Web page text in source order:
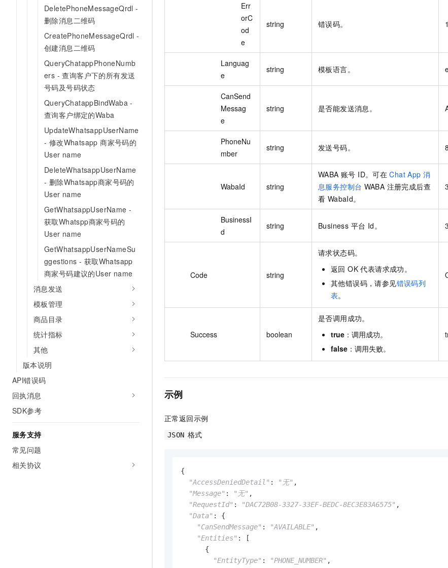
DeletePhoneMessageQrdl -
删除消息二维码
CreatePhoneMessageQrdl -
创建消息二维码
QueryChatappPhoneNumb
ers - 查询客户下的所有发送
号码及号码状态
QueryChatappBindWaba -
查询客户绑定的Waba
UpdateWhatsappUserName
- 修改Whatsapp 商家号码的
User name
DeleteWhatsappUserName
- 删除Whatsapp商家号码的
User name
GetWhatsappUserName -
获取Whatspp商家号码的
User name
GetWhatsappUserNameSu
ggestions - 获取Whatsapp
商家号码建议的User name
消息发送
模板管理
商品目录
统计指标
其他
版本说明
API错误码
回执消息
SDK参考
服务支持
常见问题
相关协议
Err
orC
od
e
string 错误码。
Languag
e
string 模板语言。
CanSend
Messag
e
string 是否能发送消息。
PhoneNu
mber
string 发送号码。
WabaId string
WABA 账号 ID。可在 Chat App 消
息服务控制台 WABA 注册完成后查
看 WabaId。
BusinessI
d
string Business 平台 Id。
Code string
请求状态码。
返回 OK 代表请求成功。
其他错误码，请参见错误码列
表。
Success boolean
是否调用成功。
true ：调用成功。
false ：调用失败。
示例
正常返回示例
JSON 格式
{
"AccessDeniedDetail" : "无" ,
"Message" : "无" ,
"RequestId" : "DAC72B08-3327-33EF-BEDC-8EC3E83A6575" ,
"Data" : {
"CanSendMessage" : "AVAILABLE" ,
"Entities" : [
      {
"EntityType" : "PHONE_NUMBER" ,